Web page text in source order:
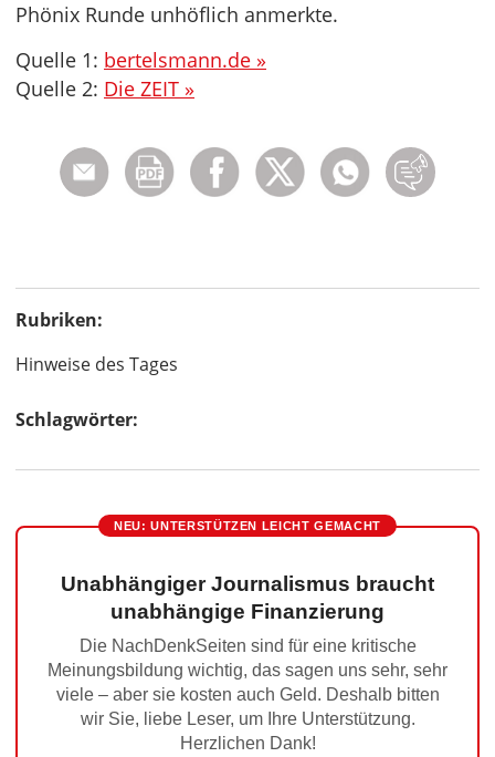
Phönix Runde unhöflich anmerkte.
Quelle 1: bertelsmann.de »
Quelle 2: Die ZEIT »
Rubriken:
Hinweise des Tages
Schlagwörter:
NEU: UNTERSTÜTZEN LEICHT GEMACHT
Unabhängiger Journalismus braucht
unabhängige Finanzierung
Die NachDenkSeiten sind für eine kritische
Meinungsbildung wichtig, das sagen uns sehr, sehr
viele – aber sie kosten auch Geld. Deshalb bitten
wir Sie, liebe Leser, um Ihre Unterstützung.
Herzlichen Dank!